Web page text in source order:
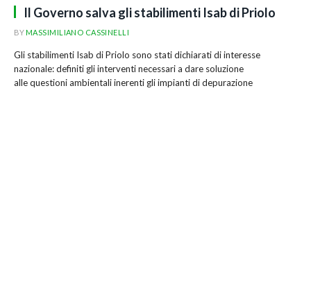
Il Governo salva gli stabilimenti Isab di Priolo
BYMASSIMILIANO CASSINELLI
Gli stabilimenti Isab di Priolo sono stati dichiarati di interesse
nazionale: definiti gli interventi necessari a dare soluzione
alle questioni ambientali inerenti gli impianti di depurazione